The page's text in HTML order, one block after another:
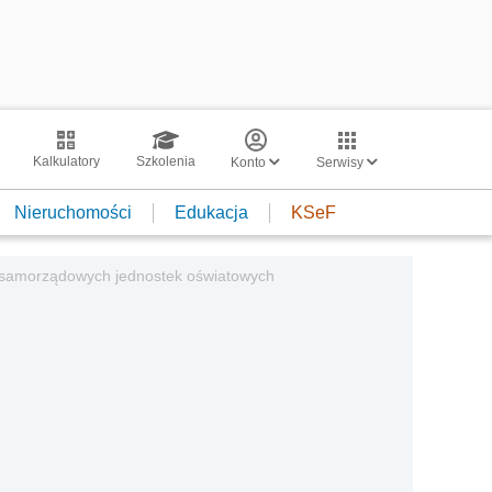
Kalkulatory Szkolenia Konto Serwisy
Nieruchomości Edukacja KSeF
jednostek oświatowych